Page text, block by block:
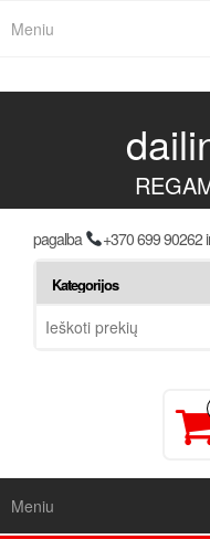
Meniu
pagalba +370 699 90262
Meniu